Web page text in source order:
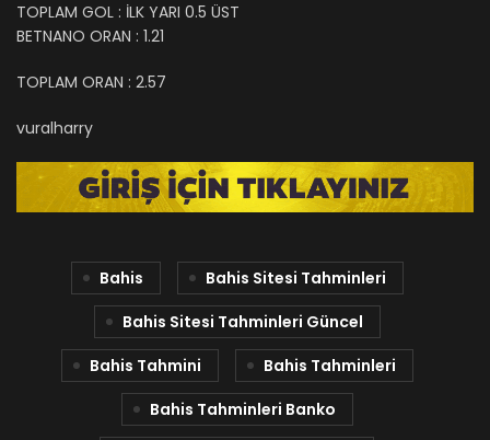
TOPLAM GOL : İLK YARI 0.5 ÜST
BETNANO ORAN : 1.21
TOPLAM ORAN : 2.57
vuralharry
Bahis
Bahis Sitesi Tahminleri
Bahis Sitesi Tahminleri Güncel
Bahis Tahmini
Bahis Tahminleri
Bahis Tahminleri Banko